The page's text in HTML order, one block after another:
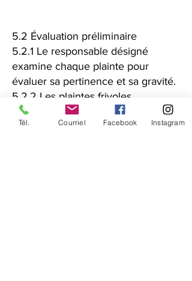
5.2 Évaluation préliminaire
5.2.1 Le responsable désigné
examine chaque plainte pour
évaluer sa pertinence et sa gravité.
5.2.2 Les plaintes frivoles,
diffamatoires ou sans fondement
évident peuvent être rejetées.
Tél. Courriel Facebook Instagram